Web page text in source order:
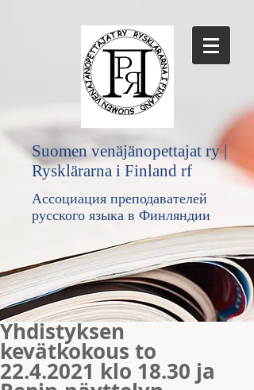
Suomen venäjänopettajat ry |
Rysklärarna i Finland rf
Ассоциация преподавателей
русского языка в Финляндии
Yhdistyksen
kevätkokous to
22.4.2021 klo 18.30 ja